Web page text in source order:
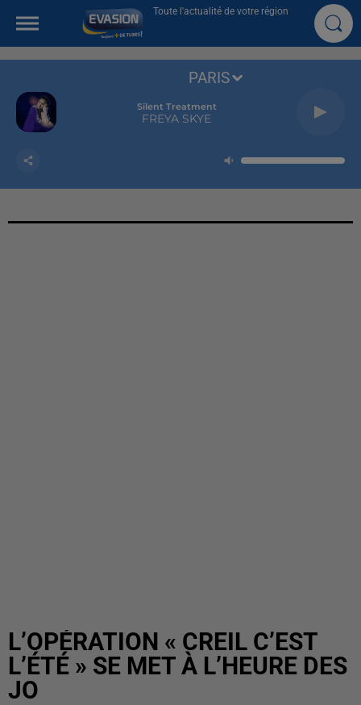
Toute l'actualité de votre région
Silent Treatment
FREYA SKYE
PARIS
L’OPÉRATION « CREIL C’EST
L’ÉTÉ » SE MET À L’HEURE DES
JO